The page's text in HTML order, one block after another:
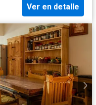
Ver en detalle